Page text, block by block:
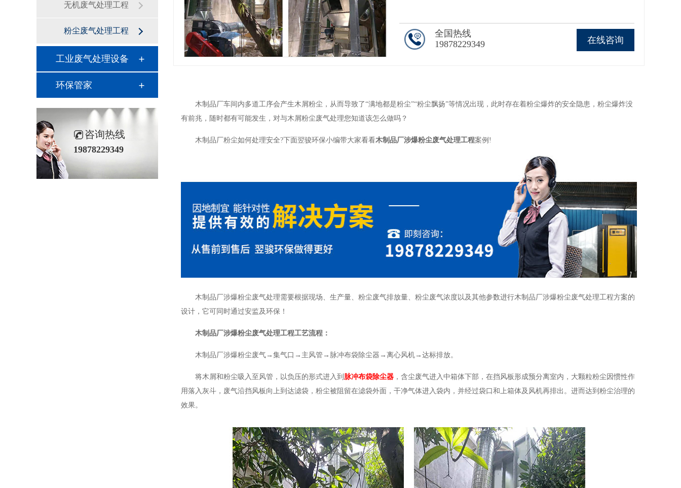
无机废气处理工程
粉尘废气处理工程
工业废气处理设备
环保管家
咨询热线
19878229349
/1
在线咨询
全国热线
19878229349
木制品厂车间内多道工序会产生木屑粉尘，从而导致了“满地都是粉尘”“粉尘飘扬”等情况出现，此时存在着粉尘爆炸的安全隐患，粉尘爆炸没
有前兆，随时都有可能发生，对与木屑粉尘废气处理您知道该怎么做吗？
木制品厂粉尘如何处理安全?下面翌骏环保小编带大家看看木制品厂涉爆粉尘废气处理工程案例!
木制品厂涉爆粉尘废气处理需要根据现场、生产量、粉尘废气排放量、粉尘废气浓度以及其他参数进行木制品厂涉爆粉尘废气处理工程方案的
设计，它可同时通过安监及环保！
木制品厂涉爆粉尘废气处理工程工艺流程：
木制品厂涉爆粉尘废气→集气口→主风管→脉冲布袋除尘器→离心风机→达标排放。
将木屑和粉尘吸入至风管，以负压的形式进入到 脉冲布袋除尘器 ，含尘废气进入中箱体下部，在挡风板形成预分离室内，大颗粒粉尘因惯性作
用落入灰斗，废气沿挡风板向上到达滤袋，粉尘被阻留在滤袋外面，干净气体进入袋内，并经过袋口和上箱体及风机再排出。进而达到粉尘治理的
效果。